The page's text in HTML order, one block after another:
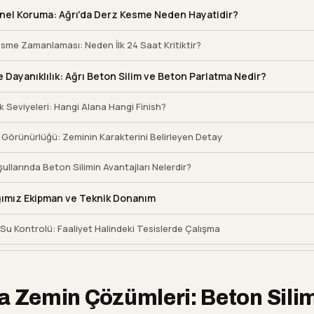
Koruma: Ağrı'da Derz Kesme Neden Hayatidir?
Zamanlaması: Neden İlk 24 Saat Kritiktir?
Dayanıklılık: Ağrı Beton Silim ve Beton Parlatma Nedir?
Seviyeleri: Hangi Alana Hangi Finish?
Zeminin Karakterini Belirleyen Detay
Beton Silimin Avantajları Nelerdir?
Ekipman ve Teknik Donanım
Kontrolü: Faaliyet Halindeki Tesislerde Çalışma
Projeleri ve Diğer Hizmetlerimiz
Zemin Çözümleri: Beton